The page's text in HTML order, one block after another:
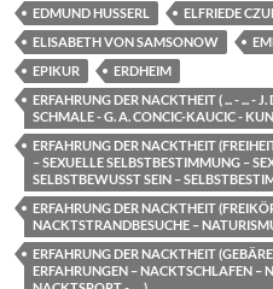
EDMUND HUSSERL
ELFRIEDE
ELISABETH VON SAMSONOW
EPIKUR
ERDHEIM
ERFAHRUNG DER NACKTHEIT ( ... - ... -
SCHMALE - G. A. CONCIC-KAUCIC -
ERFAHRUNG DER NACKTHEIT
– SEXUELLE SELBSTBESTIMMUNG –
SELBSTBEWUSST SEIN –
ERFAHRUNG DER NACKTHEIT
NACKTSTRANDBESUCHE –
ERFAHRUNG DER NACKTHEIT
ERFAHRUNGEN – NACKTSCHLAFEN